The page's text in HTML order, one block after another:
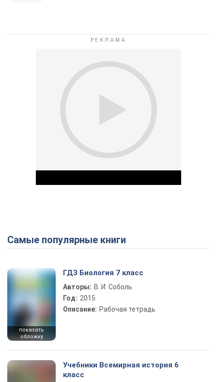
Play Video
Самые популярные книги
показать
обложку
ГДЗ Биология 7 класс
Авторы: В. И. Соболь
Год: 2015
Описание: Рабочая тетрадь
Учебники Всемирная история 6
класс